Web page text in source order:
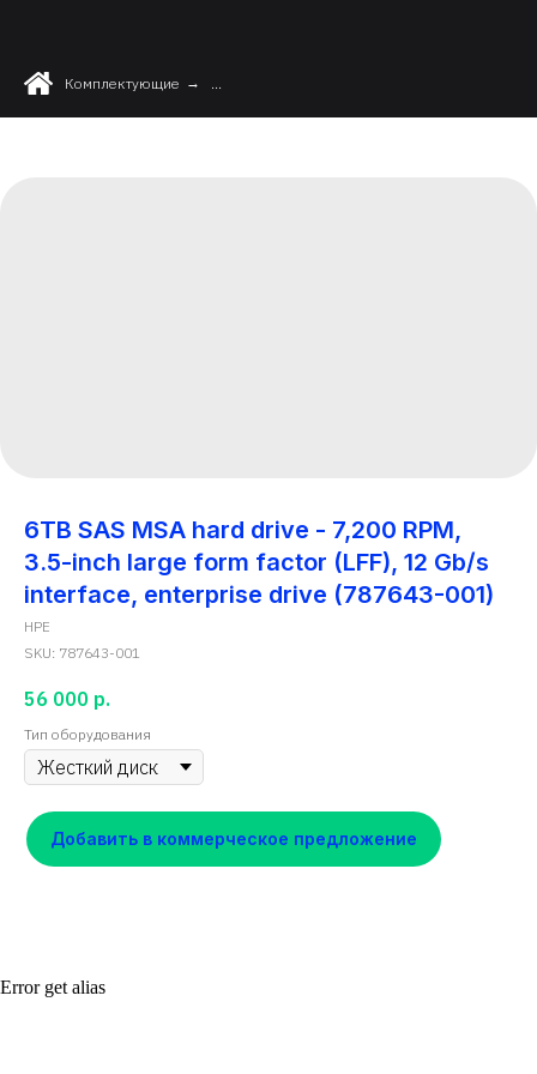
Комплектующие → ...
6TB SAS MSA hard drive - 7,200 RPM,
3.5-inch large form factor (LFF), 12 Gb/s
interface, enterprise drive (787643-001)
HPE
SKU: 787643-001
56 000 р.
Тип оборудования
Добавить в коммерческое предложение
Error get alias